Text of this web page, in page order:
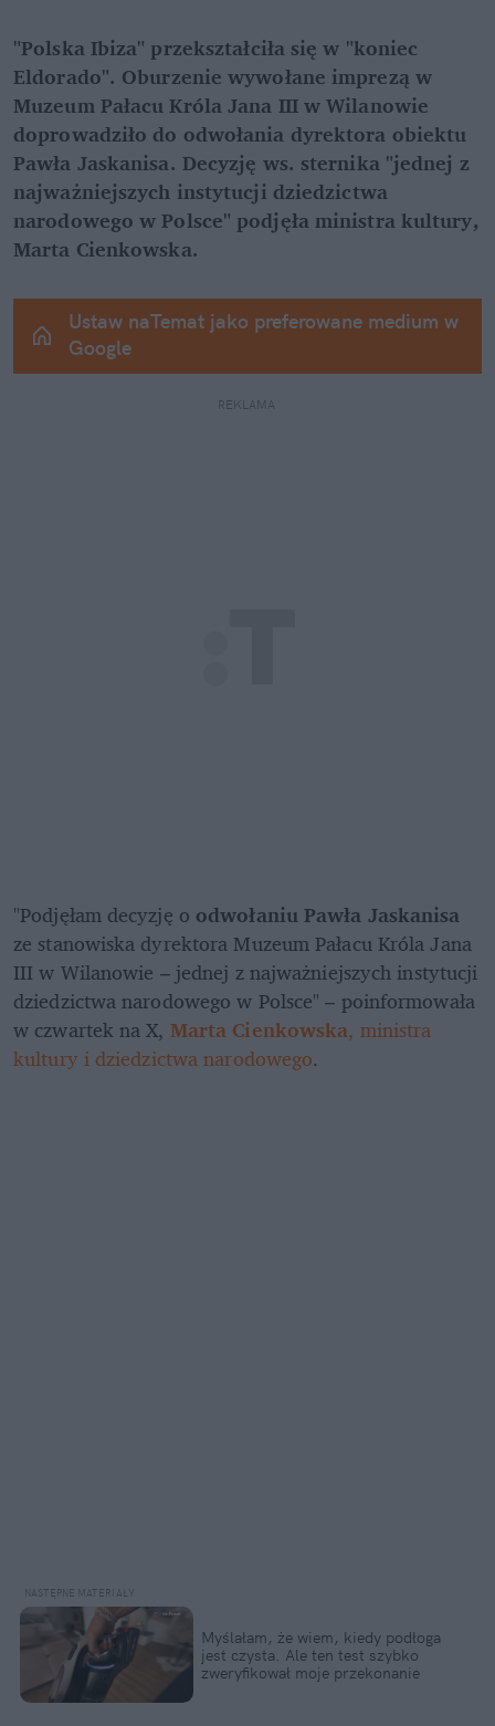
"Polska Ibiza" przekształciła się w "koniec
Eldorado". Oburzenie wywołane imprezą w
Muzeum Pałacu Króla Jana III w Wilanowie
doprowadziło do odwołania dyrektora obiektu
Pawła Jaskanisa. Decyzję ws. sternika "jednej z
najważniejszych instytucji dziedzictwa
narodowego w Polsce" podjęła ministra kultury,
Marta Cienkowska.
Ustaw naTemat jako preferowane medium w
Google
REKLAMA
"Podjęłam decyzję o odwołaniu Pawła Jaskanisa
ze stanowiska dyrektora Muzeum Pałacu Króla Jana
III w Wilanowie – jednej z najważniejszych instytucji
dziedzictwa narodowego w Polsce" – poinformowała
w czwartek na X, Marta Cienkowska, ministra
kultury i dziedzictwa narodowego.
Myślałam, że wiem, kiedy podłoga
jest czysta. Ale ten test szybko
zweryfikował moje przekonanie